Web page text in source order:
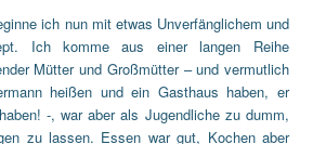
ich nun mit etwas Unverfänglichem und
Ich komme aus einer langen Reihe
Mütter und Großmütter – und vermutlich
heißen und ein Gasthaus haben, er
-, war aber als Jugendliche zu dumm,
zu lassen. Essen war gut, Kochen aber